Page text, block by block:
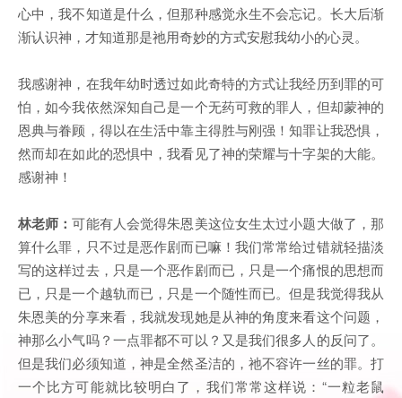
心中，我不知道是什么，但那种感觉永生不会忘记。长大后渐
渐认识神，才知道那是祂用奇妙的方式安慰我幼小的心灵。
我感谢神，在我年幼时透过如此奇特的方式让我经历到罪的可
怕，如今我依然深知自己是一个无药可救的罪人，但却蒙神的
恩典与眷顾，得以在生活中靠主得胜与刚强！知罪让我恐惧，
然而却在如此的恐惧中，我看见了神的荣耀与十字架的大能。
感谢神！
林老师：可能有人会觉得朱恩美这位女生太过小题大做了，那
算什么罪，只不过是恶作剧而已嘛！我们常常给过错就轻描淡
写的这样过去，只是一个恶作剧而已，只是一个痛恨的思想而
已，只是一个越轨而已，只是一个随性而已。但是我觉得我从
朱恩美的分享来看，我就发现她是从神的角度来看这个问题，
神那么小气吗？一点罪都不可以？又是我们很多人的反问了。
但是我们必须知道，神是全然圣洁的，祂不容许一丝的罪。打
一个比方可能就比较明白了，我们常常这样说：“一粒老鼠